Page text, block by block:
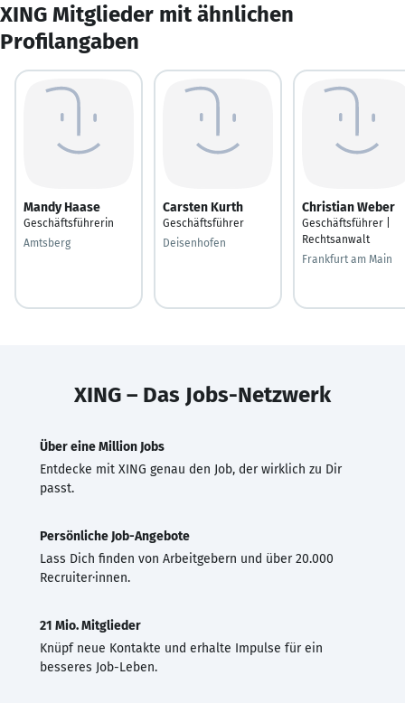
XING Mitglieder mit ähnlichen
Profilangaben
Mandy Haase
Geschäftsführerin
Amtsberg
Carsten Kurth
Geschäftsführer
Deisenhofen
Christian Weber
Geschäftsführer |
Rechtsanwalt
Frankfurt am Main
XING – Das Jobs-Netzwerk
Über eine Million Jobs
Entdecke mit XING genau den Job, der wirklich zu Dir
passt.
Persönliche Job-Angebote
Lass Dich finden von Arbeitgebern und über 20.000
Recruiter·innen.
21 Mio. Mitglieder
Knüpf neue Kontakte und erhalte Impulse für ein
besseres Job-Leben.